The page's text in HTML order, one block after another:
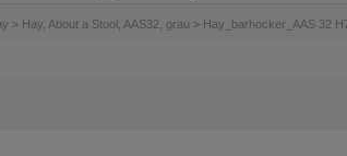
> Hay, About a Stool, AAS32, grau > Hay_barhocker_AAS 32